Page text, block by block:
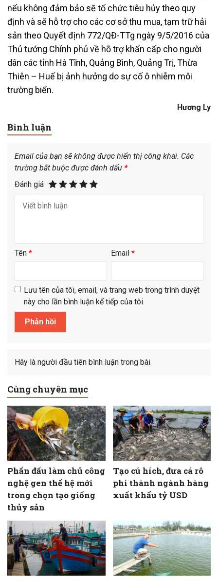
nếu không đảm bảo sẽ tổ chức tiêu hủy theo quy
định và sẽ hỗ trợ cho các cơ sở thu mua, tạm trữ hải
sản theo Quyết định 772/QĐ-TTg ngày 9/5/2016 của
Thủ tướng Chính phủ về hỗ trợ khẩn cấp cho người
dân các tỉnh Hà Tĩnh, Quảng Bình, Quảng Trị, Thừa
Thiên – Huế bị ảnh hưởng do sự cố ô nhiễm môi
trường biển.
Hương Ly
Bình luận
Email của bạn sẽ không được hiển thị công khai. Các
trường bắt buộc được đánh dấu *
Đánh giá
Tên * Email *
Lưu tên của tôi, email, và trang web trong trình duyệt
này cho lần bình luận kế tiếp của tôi.
Hãy là người đầu tiên bình luận trong bài
Cùng chuyên mục
Phấn đấu làm chủ công
nghệ gen thế hệ mới
trong chọn tạo giống
thủy sản
Tạo cú hích, đưa cá rô
phi thành ngành hàng
xuất khẩu tỷ USD